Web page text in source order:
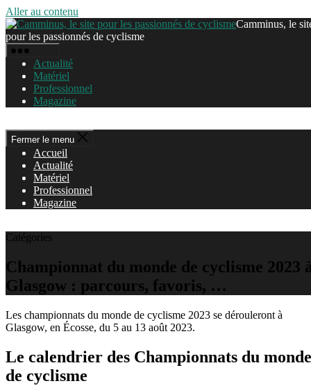
Aller au contenu
Camminus, le
pour les passionnés de cyclisme
Actualité
Matériel
Professionnel
Magazine
Fermer le menu
Accueil
Actualité
Matériel
Professionnel
Magazine
Catégories
Championnat du monde de cyclisme 2023
Glasgow : parcours, favoris, …
Les championnats du monde de cyclisme 2023 se dérouleront à
Glasgow, en Écosse, du 5 au 13 août 2023.
Le calendrier des Championnats du monde
de cyclisme